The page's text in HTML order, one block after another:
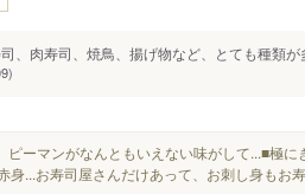
、肉寿司、焼鳥、揚げ物など、とても種類
ピーマンがなんともいえない味がして
寿司屋さんだけあって、お刺し身もお寿